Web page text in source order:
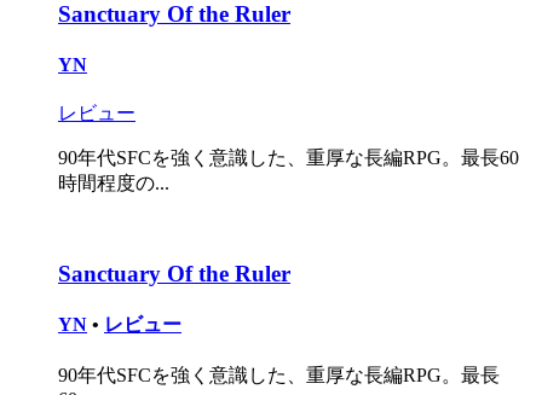
Sanctuary Of the Ruler
YN
レビュー
90年代SFCを強く意識した、重厚な長編RPG。最長60
時間程度の...
Sanctuary Of the Ruler
YN • レビュー
90年代SFCを強く意識した、重厚な長編RPG。最長